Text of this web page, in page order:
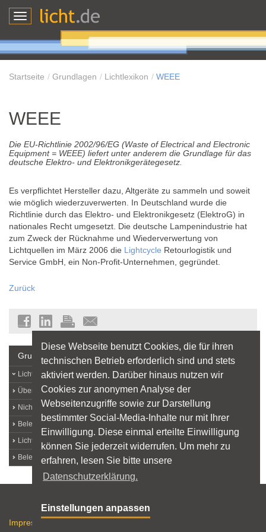
Toggle
Startseite Grundlagen Lichtlexikon WEEE
WEEE
Die EU-Richtlinie 2002/96/EG (Waste of Electrical and Electronic
Equipment = WEEE) liefert unter anderem die Grundlage für das
deutsche Elektro- und Elektronikgerätegesetz.
Es verpflichtet Hersteller dazu, Altgeräte zu sammeln und soweit
wie möglich wiederzuverwerten. In Deutschland wurde die
Richtlinie durch das Elektro- und Elektronikgesetz (ElektroG) in
nationales Recht umgesetzt. Die deutsche Lampenindustrie hat
zum Zweck der Rücknahme und Wiederverwertung von
Lichtquellen im März 2006 die Lightcycle Retourlogistik und
Service GmbH, ein Non-Profit-Unternehmen, gegründet.
Zurück
Grundlagen
Lichtlexikon
Über Licht
Nichtvisuelle Lichtwirkungen
Beleuchtungsqualität
Licht und Arbeit
Beleuchtungstechnik
Impressum
Diese Webseite benutzt Cookies, die für ihren
technischen Betrieb erforderlich sind und stets
aktiviert werden. Darüber hinaus nutzen wir
Cookies zur anonymen Analyse der
Webseitenzugriffe sowie zur Darstellung
bestimmter Social-Media-Inhalte nur mit Ihrer
Einwilligung. Diese einmal erteilte Einwilligung
können Sie jederzeit widerrufen. Um mehr zu
erfahren, lesen Sie bitte unsere
Datenschutzerklärung.
Einstellungen anpassen